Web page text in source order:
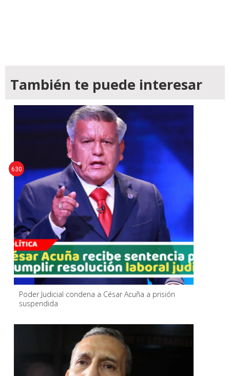
También te puede interesar
Poder Judicial condena a César Acuña a prisión
suspendida
630